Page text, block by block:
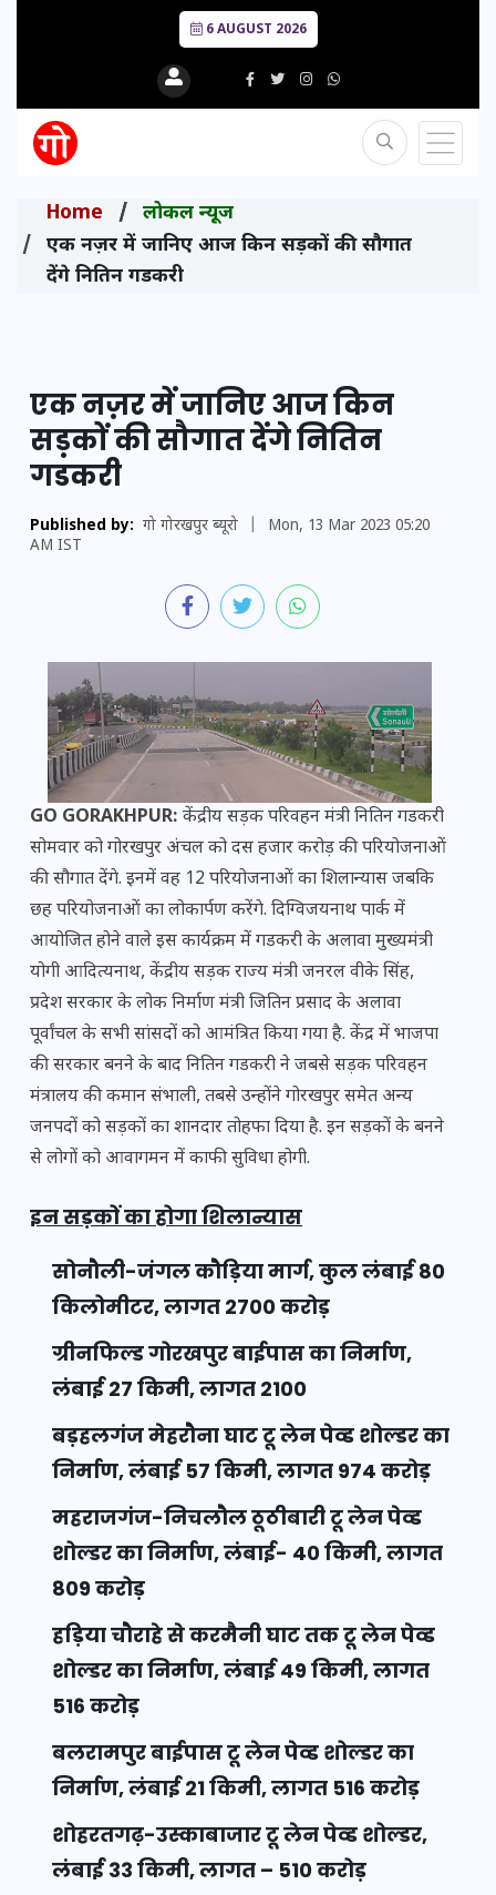
6 AUGUST 2026
Home
लोकल न्यूज
एक नज़र में जानिए आज किन सड़कों की सौगात
देंगे नितिन गडकरी
एक नज़र में जानिए आज किन
सड़कों की सौगात देंगे नितिन
गडकरी
Published by: गो गोरखपुर ब्यूरो
Mon, 13 Mar 2023 05:20
AM IST
GO GORAKHPUR: केंद्रीय सड़क परिवहन मंत्री नितिन गडकरी
सोमवार को गोरखपुर अंचल को दस हजार करोड़ की परियोजनाओं
की सौगात देंगे. इनमें वह 12 परियोजनाओं का शिलान्यास जबकि
छह परियोजनाओं का लोकार्पण करेंगे. दिग्विजयनाथ पार्क में
आयोजित होने वाले इस कार्यक्रम में गडकरी के अलावा मुख्यमंत्री
योगी आदित्यनाथ, केंद्रीय सड़क राज्य मंत्री जनरल वीके सिंह,
प्रदेश सरकार के लोक निर्माण मंत्री जितिन प्रसाद के अलावा
पूर्वांचल के सभी सांसदों को आमंत्रित किया गया है. केंद्र में भाजपा
की सरकार बनने के बाद नितिन गडकरी ने जबसे सड़क परिवहन
मंत्रालय की कमान संभाली, तबसे उन्होंने गोरखपुर समेत अन्य
जनपदों को सड़कों का शानदार तोहफा दिया है. इन सड़कों के बनने
से लोगों को आवागमन में काफी सुविधा होगी.
इन सड़कों का होगा शिलान्यास
सोनौली-जंगल कौड़िया मार्ग, कुल लंबाई 80
किलोमीटर, लागत 2700 करोड़
ग्रीनफिल्ड गोरखपुर बाईपास का निर्माण,
लंबाई 27 किमी, लागत 2100
बड़हलगंज मेहरौना घाट टू लेन पेव्ड शोल्डर का
निर्माण, लंबाई 57 किमी, लागत 974 करोड़
महराजगंज-निचलौल ठूठीबारी टू लेन पेव्ड
शोल्डर का निर्माण, लंबाई- 40 किमी, लागत
809 करोड़
हड़िया चौराहे से करमैनी घाट तक टू लेन पेव्ड
शोल्डर का निर्माण, लंबाई 49 किमी, लागत
516 करोड़
बलरामपुर बाईपास टू लेन पेव्ड शोल्डर का
निर्माण, लंबाई 21 किमी, लागत 516 करोड़
शोहरतगढ़-उस्काबाजार टू लेन पेव्ड शोल्डर,
लंबाई 33 किमी, लागत – 510 करोड़